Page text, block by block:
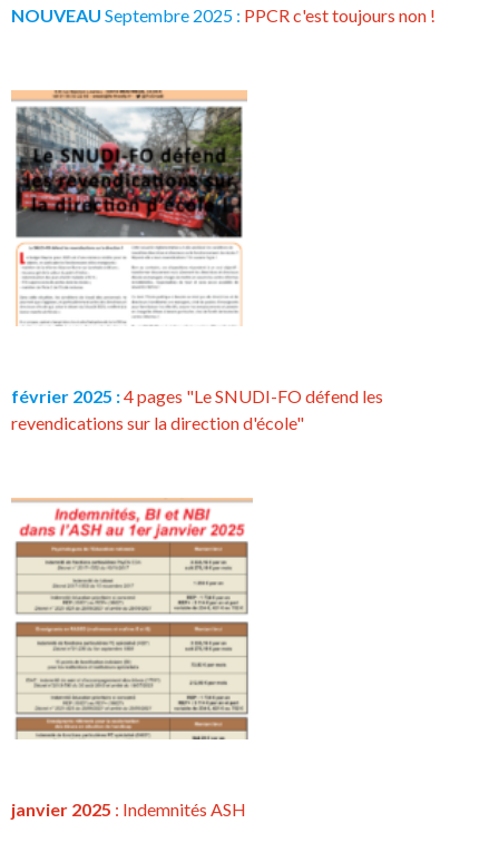
NOUVEAU Septembre 2025 : PPCR c'est toujours non !
février 2025 :4 pages "Le SNUDI-FO défend les
revendications sur la direction d'école"
janvier 2025 : Indemnités ASH